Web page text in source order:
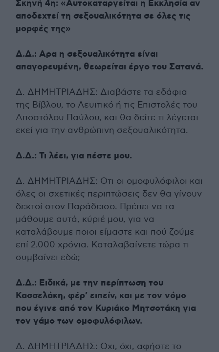
Σκηνή 4η: «Αυτοκαταργείται η Εκκλησία αν
αποδεχτεί τη σεξουαλικότητα σε όλες τις
μορφές της»
Δ.Δ.: Αρα η σεξουαλικότητα είναι
απαγορευμένη, θεωρείται έργο του Σατανά.
Δ. ΔΗΜΗΤΡΙΑΔΗΣ: Διαβάστε τα εδάφια
της Βίβλου, το Λευιτικό ή τις Επιστολές του
Αποστόλου Παύλου, και θα δείτε τι λέγεται
εκεί για την ανθρώπινη σεξουαλικότητα.
Δ.Δ.: Τι λέει, για πέστε μου.
Δ. ΔΗΜΗΤΡΙΑΔΗΣ: Οτι οι ομοφυλόφιλοι και
όλες οι σχετικές περιπτώσεις δεν θα γίνουν
δεκτοί στον Παράδεισο. Πρέπει να τα
μάθουμε αυτά, κύριέ μου, για να
καταλάβουμε ποιοι είμαστε και πού ζούμε
επί 2.000 χρόνια. Καταλαβαίνετε τώρα τι
συμβαίνει εδώ;
Δ.Δ.: Ειδικά, με την περίπτωση του
Κασσελάκη, φέρ’ ειπείν, και με τον νόμο
που έγινε από τον Κυριάκο Μητσοτάκη για
τον γάμο των ομοφυλόφιλων.
Δ. ΔΗΜΗΤΡΙΑΔΗΣ: Οχι, όχι, αφήστε το